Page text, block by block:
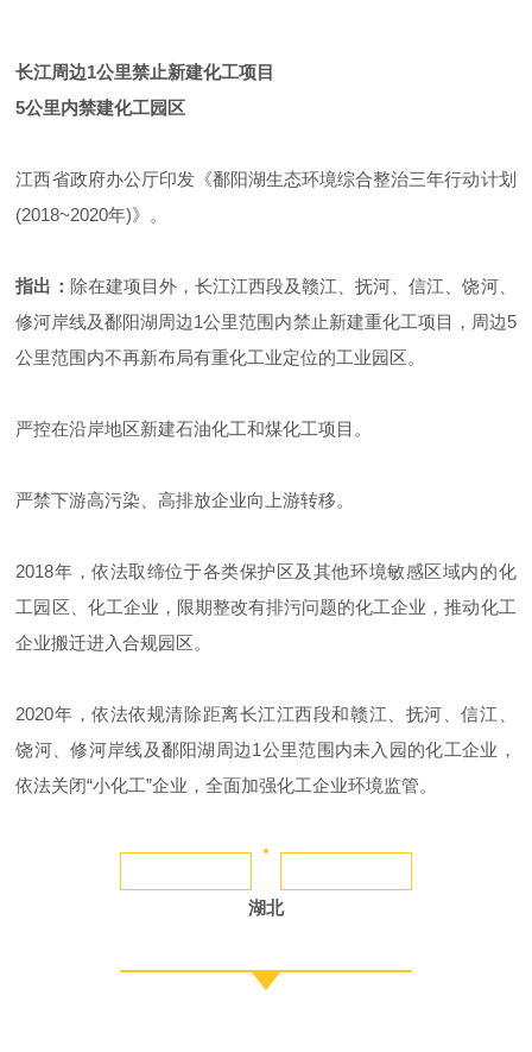
长江周边1公里禁止新建化工项目
5公里内禁建化工园区
江西省政府办公厅印发《鄱阳湖生态环境综合整治三年行动计划
(2018~2020年)》。
指出： 除在建项目外，长江江西段及赣江、抚河、信江、饶河、
修河岸线及鄱阳湖周边1公里范围内禁止新建重化工项目，周边5
公里范围内不再新布局有重化工业定位的工业园区。
严控在沿岸地区新建石油化工和煤化工项目。
严禁下游高污染、高排放企业向上游转移。
2018年，依法取缔位于各类保护区及其他环境敏感区域内的化
工园区、化工企业，限期整改有排污问题的化工企业，推动化工
企业搬迁进入合规园区。
2020年，依法依规清除距离长江江西段和赣江、抚河、信江、
饶河、修河岸线及鄱阳湖周边1公里范围内未入园的化工企业，
依法关闭“小化工”企业，全面加强化工企业环境监管。
湖北